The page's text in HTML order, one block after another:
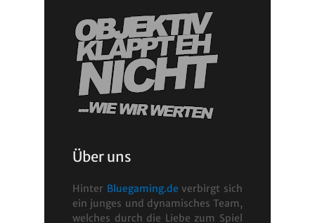
Über uns
Hinter Bluegaming.de verbirgt sich
ein junges und dynamisches Team,
welches durch die Liebe zum Spiel